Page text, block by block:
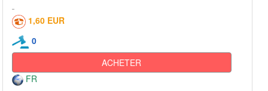
1,60 EUR
0
ACHETER
FR